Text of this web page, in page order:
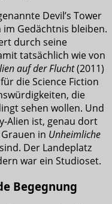
Devil’s Tower
Gedächtnis bleiben.
durch seine
tatsächlich wie von
auf der Flucht(2011)
die Science Fiction
die
sehen wollen. Und
Alien ist, genau dort
in Unheimliche
Der Landeplatz
war ein Studioset.
Begegnung